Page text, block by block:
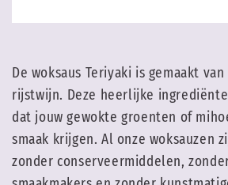
De woksaus Teriyaki is gemaakt van
rijstwijn. Deze heerlijke
dat jouw gewokte groenten of
smaak krijgen. Al onze woksauzen
zonder conserveermiddelen,